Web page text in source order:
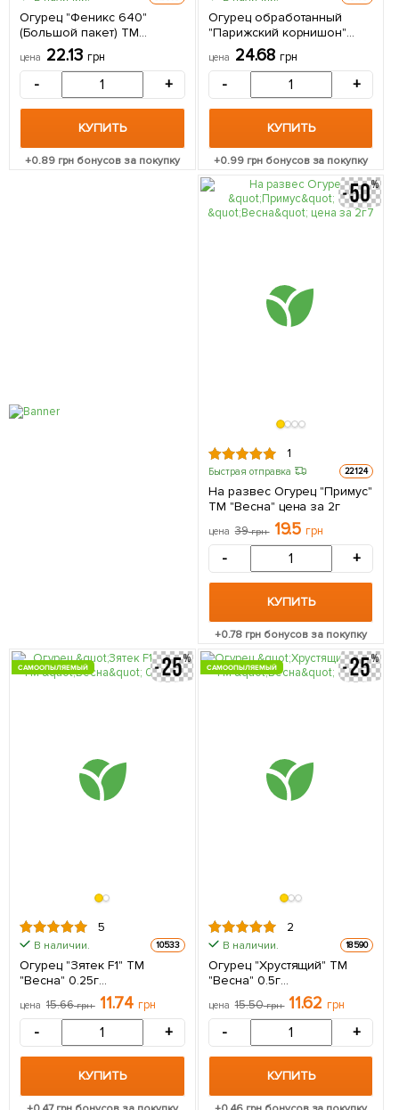
Огурец "Феникс 640"
(Большой пакет) ТМ
"Весна" 2г
цена 22.13 грн
- +
КУПИТЬ
+0.89 грн бонусов за покупку
Огурец обработанный
"Парижский корнишон"
(Зипер) ТМ "Весна" 1г
цена 24.68 грн
- +
КУПИТЬ
+0.99грн бонусов за покупку
1
Быстрая отправка 22124
На развес Огурец "Примус"
ТМ "Весна" цена за 2г
цена 39грн 19.5 грн
- +
КУПИТЬ
+0.78 грн бонусов за покупку
САМООПЫЛЯЕМЫЙ
5
В наличии. 10533
Огурец "Зятек F1" ТМ
"Весна" 0.25г
(самоопыляемый)
цена 15.66грн 11.74 грн
- +
КУПИТЬ
САМООПЫЛЯЕМЫЙ
2
В наличии. 18590
Огурец "Хрустящий" ТМ
"Весна" 0.5г
(самоопыляемый)
цена 15.50грн 11.62 грн
- +
КУПИТЬ